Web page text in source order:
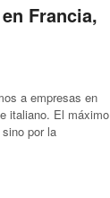
Francia,
a empresas en
italiano. El máximo
por la